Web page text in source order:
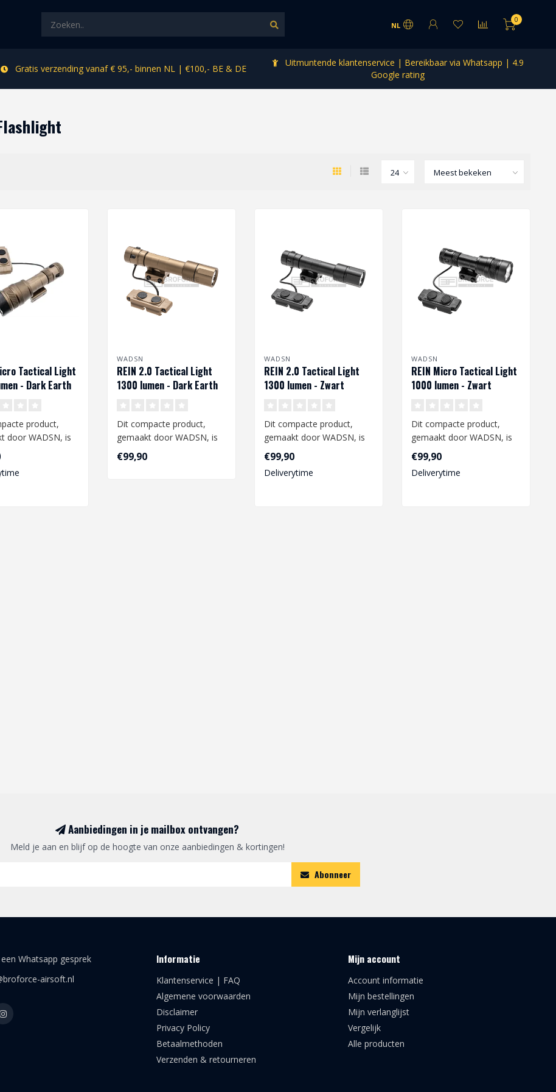
NL
0
Gratis verzending vanaf € 95,- binnen NL | €100,- BE & DE
Uitmuntende klantenservice | Bereikbaar via Whatsapp | 4.9
Google rating
Tactical Light
- Dark Earth
product,
door WADSN, is
aanvulling
WADSN
REIN 2.0 Tactical Light
1300 lumen - Dark Earth
Dit compacte product,
gemaakt door WADSN, is
een uitstekende aanvulling
op uw ai..
€99,90
WADSN
REIN 2.0 Tactical Light
1300 lumen - Zwart
Dit compacte product,
gemaakt door WADSN, is
een uitstekende aanvulling
op uw ai..
€99,90
Deliverytime
WADSN
REIN Micro Tactical Light
1000 lumen - Zwart
Dit compacte product,
gemaakt door WADSN, is
een uitstekende aanvulling
op uw ai..
€99,90
Deliverytime
Aanbiedingen in je mailbox ontvangen?
Meld je aan en blijf op de hoogte van onze aanbiedingen & kortingen!
Abonneer
Whatsapp gesprek
airsoft.nl
Informatie
Klantenservice | FAQ
Algemene voorwaarden
Disclaimer
Privacy Policy
Betaalmethoden
Verzenden & retourneren
Mijn account
Account informatie
Mijn bestellingen
Mijn verlanglijst
Vergelijk
Alle producten